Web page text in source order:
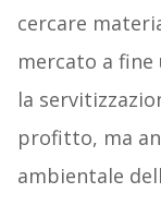
cercare
mercato a fine
la
profitto, ma
ambientale